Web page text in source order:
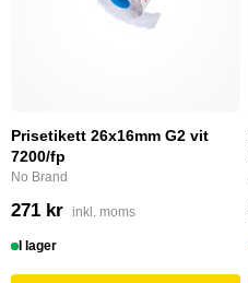
Prisetikett 26x16mm G2 vit
7200/fp
No Brand
271 kr inkl. moms
I lager